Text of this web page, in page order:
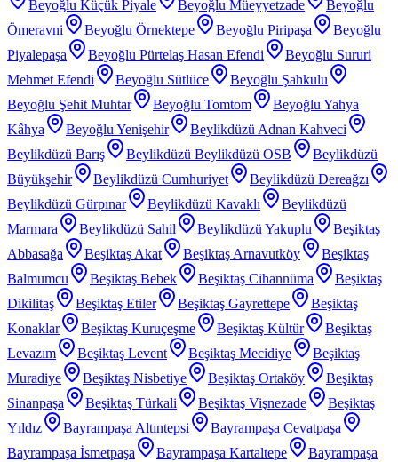
Beyoğlu Küçük Piyale
Beyoğlu Müeyyetzade
Beyoğlu
Ömeravni
Beyoğlu Örnektepe Beyoğlu Piripaşa
Beyoğlu
Piyalepaşa
Beyoğlu Pürtelaş Hasan Efendi
Beyoğlu Sururi
Mehmet Efendi
Beyoğlu Sütlüce
Beyoğlu Şahkulu
Beyoğlu Şehit Muhtar
Beyoğlu Tomtom
Beyoğlu Yahya
Kâhya
Beyoğlu Yenişehir
Beylikdüzü Adnan Kahveci
Beylikdüzü Barış
Beylikdüzü Beylikdüzü OSB
Beylikdüzü
Büyükşehir
Beylikdüzü Cumhuriyet
Beylikdüzü Dereağzı
Beylikdüzü Gürpınar
Beylikdüzü Kavaklı
Beylikdüzü
Marmara
Beylikdüzü Sahil Beylikdüzü Yakuplu
Beşiktaş
Abbasağa
Beşiktaş Akat Beşiktaş Arnavutköy
Beşiktaş
Balmumcu
Beşiktaş Bebek Beşiktaş Cihannüma
Beşiktaş
Dikilitaş
Beşiktaş Etiler Beşiktaş Gayrettepe
Beşiktaş
Konaklar
Beşiktaş Kuruçeşme Beşiktaş Kültür
Beşiktaş
Levazım
Beşiktaş Levent Beşiktaş Mecidiye
Beşiktaş
Muradiye
Beşiktaş Nisbetiye Beşiktaş Ortaköy
Beşiktaş
Sinanpaşa
Beşiktaş Türkali Beşiktaş Vişnezade
Beşiktaş
Yıldız
Bayrampaşa Altıntepsi
Bayrampaşa Cevatpaşa
Bayrampaşa İsmetpaşa
Bayrampaşa Kartaltepe
Bayrampaşa